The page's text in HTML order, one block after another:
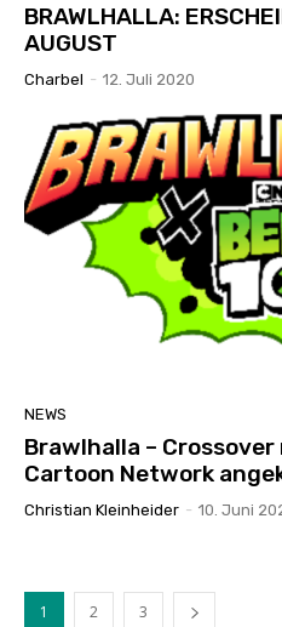
BRAWLHALLA:
AUGUST
Charbel - 12. Juli 2020
NEWS
Brawlhalla – Crossover
Cartoon Network
Christian Kleinheider - 10. Juni
1 2 3